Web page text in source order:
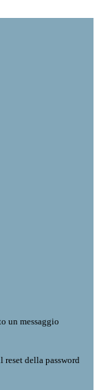
un messaggio
reset della password